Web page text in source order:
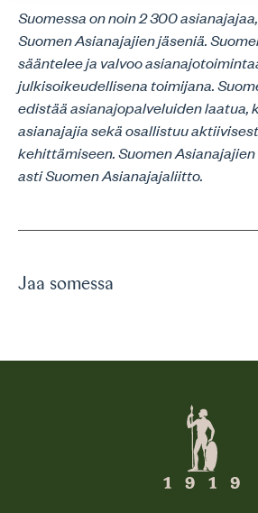
Suomessa on noin 2 300
Suomen Asianajajien jäseniä.
sääntelee ja valvoo
julkisoikeudellisena toimijana.
edistää asianajopalveluiden laatua,
asianajajia sekä osallistuu
kehittämiseen. Suomen Asianajajien
asti Suomen Asianajajaliitto.
Jaa somessa